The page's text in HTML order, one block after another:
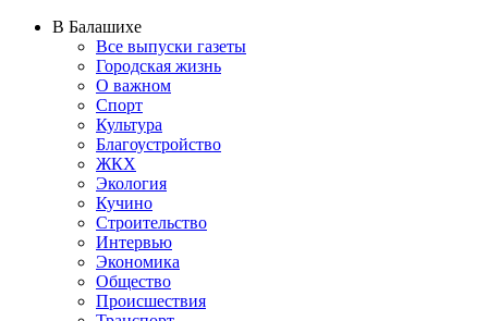
В Балашихе
Все выпуски газеты
Городская жизнь
О важном
Спорт
Культура
Благоустройство
ЖКХ
Экология
Кучино
Строительство
Интервью
Экономика
Общество
Происшествия